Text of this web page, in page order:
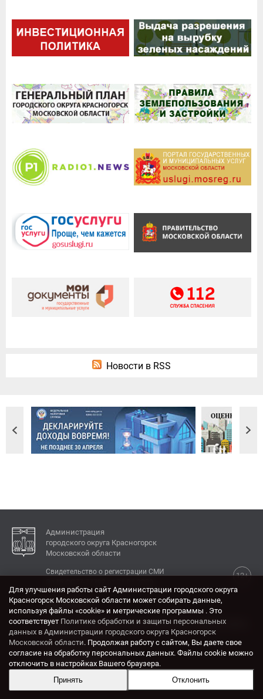
Новости в RSS
Администрация
городского округа Красногорск
Московской области
12+
Свидетельство о регистрации СМИ
КОНТАКТЫ
Адрес: 143404, Московская область, г. Красногорск,
ул. Ленина, дом 4.
Электронная почта:
krasrn@mosreg.ru
Разработка и поддержка сайта ADN
Для улучшения работы сайт Администрации городского округа
Красногорск Московской области может собирать данные,
используя файлы «cookie» и метрические программы . Это
соответствует Политике обработки и защиты персональных
данных в Администрации городского округа Красногорск
Московской области. Продолжая работу с сайтом, Вы даете свое
согласие на обработку персональных данных. Файлы cookie можно
отключить в настройках Вашего браузера.
Принять
Отклонить